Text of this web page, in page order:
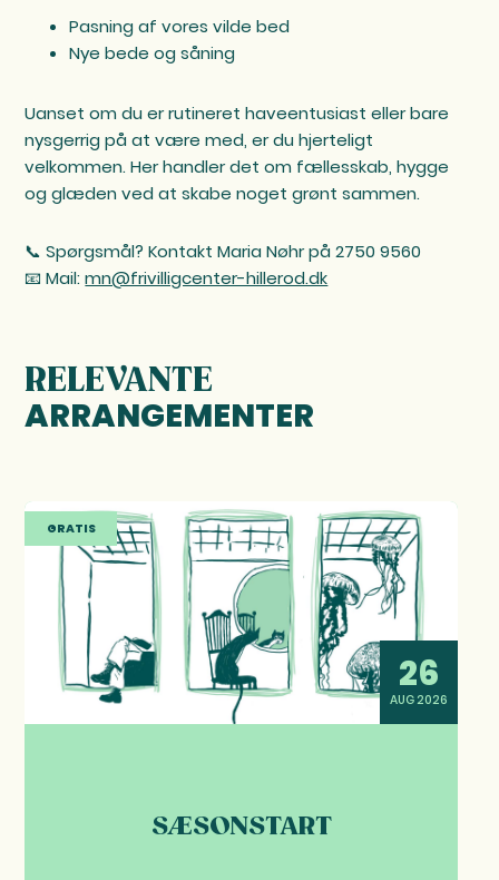
Pasning af vores vilde bed
Nye bede og såning
Uanset om du er rutineret haveentusiast eller bare
nysgerrig på at være med, er du hjerteligt
velkommen. Her handler det om fællesskab, hygge
og glæden ved at skabe noget grønt sammen.
📞 Spørgsmål? Kontakt Maria Nøhr på 2750 9560
📧 Mail:mn@frivilligcenter-hillerod.dk
RELEVANTE
ARRANGEMENTER
GRATIS
26
AUG 2026
SÆSONSTART